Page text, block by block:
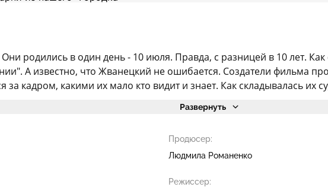
Они родились в один день - 10 июля. Правда, с разницей в 10 лет.
А известно, что Жванецкий не ошибается. Создатели фильма
за кадром, какими их мало кто видит и знает. Как складывалась их
Развернуть
Продюсер:
Людмила Романенко
Режиссер: